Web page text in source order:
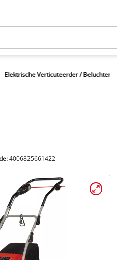
Elektrische Verticuteerder / Beluchter
4006825661422